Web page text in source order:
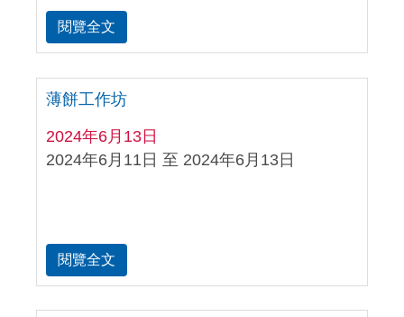
閱覽全文
薄餅工作坊
2024年6月13日
2024年6月11日 至 2024年6月13日
閱覽全文